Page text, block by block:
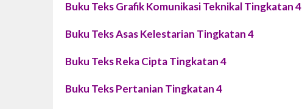
Buku Teks Grafik Komunikasi Teknikal Tingkatan 4
Buku Teks Asas Kelestarian Tingkatan 4
Buku Teks Reka Cipta Tingkatan 4
Buku Teks Pertanian Tingkatan 4